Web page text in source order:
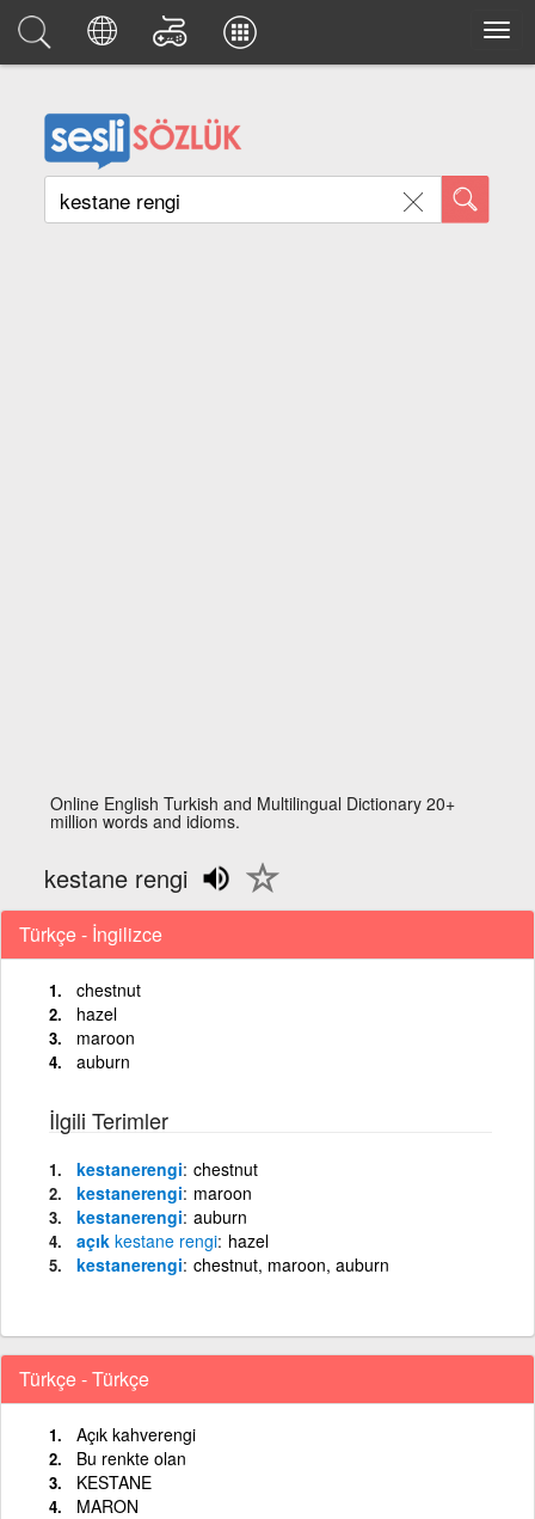
Online English Turkish and Multilingual Dictionary 20+
million words and idioms.
kestane rengi
Türkçe - İngilizce
chestnut
hazel
maroon
auburn
İlgili Terimler
kestanerengi chestnut
kestanerengi maroon
kestanerengi auburn
açık kestane rengi hazel
kestanerengi chestnut, maroon, auburn
Türkçe - Türkçe
Açık kahverengi
Bu renkte olan
KESTANE
MARON